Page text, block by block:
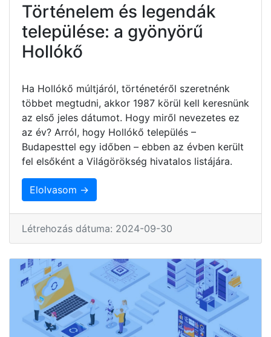
Történelem és legendák
települése: a gyönyörű
Hollókő
Ha Hollókő múltjáról, történetéről szeretnénk
többet megtudni, akkor 1987 körül kell keresnünk
az első jeles dátumot. Hogy miről nevezetes ez
az év? Arról, hogy Hollókő település –
Budapesttel egy időben – ebben az évben került
fel elsőként a Világörökség hivatalos listájára.
Elolvasom →
Létrehozás dátuma: 2024-09-30